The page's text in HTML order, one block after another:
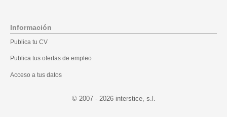
Información
Publica tu CV
Publica tus ofertas de empleo
Acceso a tus datos
© 2007 - 2026 .l.s ,ecitsretni